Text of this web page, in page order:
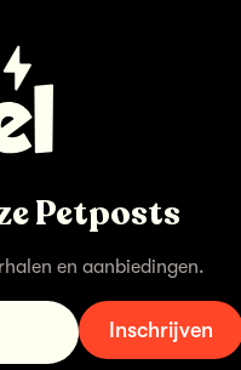
Petposts
en aanbiedingen.
Inschrijven